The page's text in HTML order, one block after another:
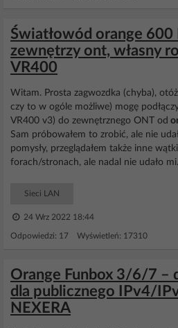
Światłowód orange
zewnętrzy ont, własny
VR400
Witam. Prosta zagwozdka (chyba),
czy to w ogóle możliwe) mogę
VR400 v3) do zewnętrznego ONT od
Sam próbowałem to zrobić, ale nie
pomysły, przeglądałem także inne
forach/stronach, ale nadal nie udało
Sieci LAN
24 Wrz 2022 18:44
Odpowiedzi: 17 Wyświetleń: 17310
Orange Funbox 3/6/7 –
dla publicznego IPv4/
NEXERA